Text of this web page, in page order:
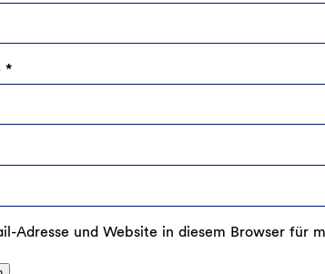
*
Adresse und Website in diesem Browser für